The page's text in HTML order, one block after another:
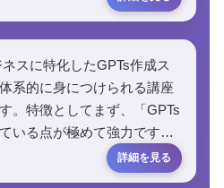
スに特化したGPTs作成ス
系的に身につけられる講座
。特徴としてまず、「GPTs
いる点が極めて強力です…